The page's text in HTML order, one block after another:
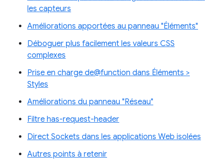
les capteurs
Améliorations apportées au panneau "Éléments"
Déboguer plus facilement les valeurs CSS
complexes
Prise en charge de@function dans Éléments >
Styles
Améliorations du panneau "Réseau"
Filtre has-request-header
Direct Sockets dans les applications Web isolées
Autres points à retenir